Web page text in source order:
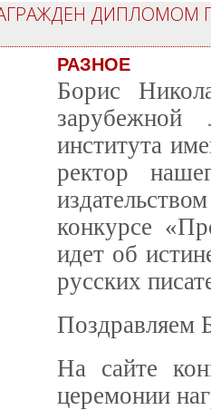
ДИПЛОМОМ
РАЗНОЕ
Борис
зарубежной
института
ректор
конкурсе
идет об
русских
Поздравляем
На сайте
церемонии